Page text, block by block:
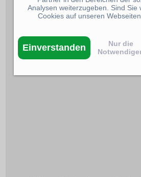
Analysen weiterzugeben. Sind
Cookies auf unseren
Einverstanden
Nur die